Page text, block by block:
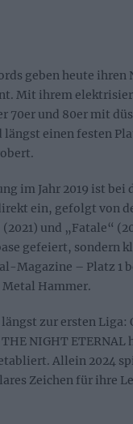
geben heute ihren
Mit ihrem
70er und 80er mit
längst einen festen
im Jahr 2019 ist bei
ein, gefolgt von
und „Fatale“
gefeiert, sondern
Magazine – Platz 1
Metal Hammer.
zur ersten Liga:
NIGHT
Allein 2024
Zeichen für ihre